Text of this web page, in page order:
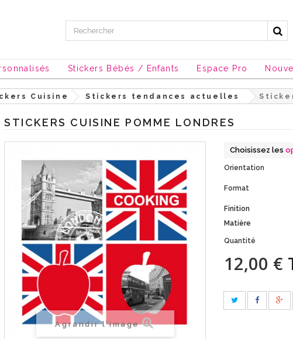
Stickers Bébés / Enfants Espace Pro
Cuisine Stickers tendances actuelles
STICKERS CUISINE POMME LONDRES
Agrandir l'image
Choisissez les
Orientation
Format
Finition
Matière
Quantité
12,00 €